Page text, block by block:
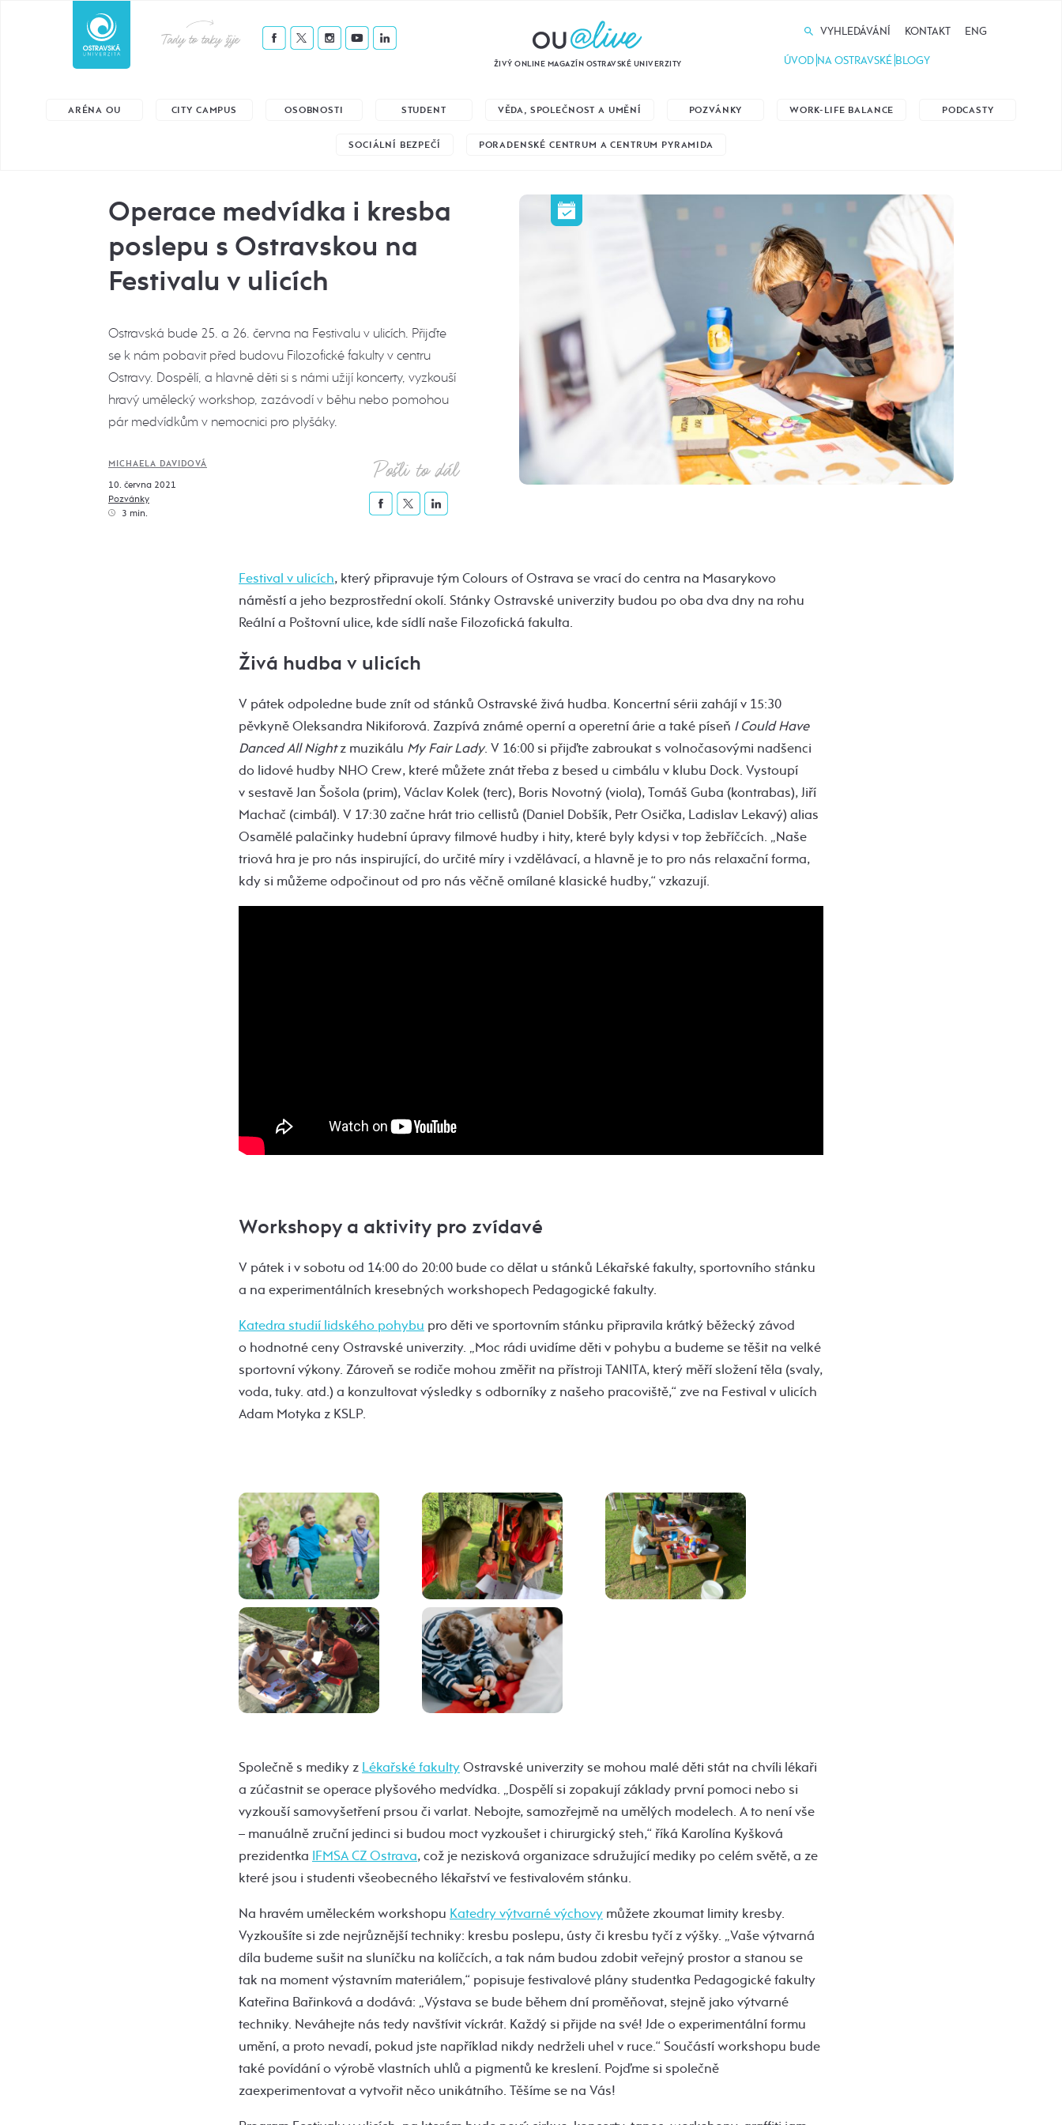
Tady to taky žije
ŽIVÝ ONLINE MAGAZÍN OSTRAVSKÉ UNIVERZITY
VYHLEDÁVÁNÍ KONTAKT ENG
ÚVOD NA OSTRAVSKÉ BLOGY
ARÉNA OU CITY CAMPUS OSOBNOSTI STUDENT VĚDA, SPOLEČNOST A UMĚNÍ POZVÁNKY WORK-LIFE BALANCE PODCASTY
SOCIÁLNÍ BEZPEČÍ PORADENSKÉ CENTRUM A CENTRUM PYRAMIDA
Operace medvídka i kresba
poslepu s Ostravskou na
Festivalu v ulicích
Ostravská bude 25. a 26. června na Festivalu v ulicích. Přijďte
se k nám pobavit před budovu Filozofické fakulty v centru
Ostravy. Dospělí, a hlavně děti si s námi užijí koncerty, vyzkouší
hravý umělecký workshop, zazávodí v běhu nebo pomohou
pár medvídkům v nemocnici pro plyšáky.
MICHAELA DAVIDOVÁ
10. června 2021
Pozvánky
3 min.
Pošli to dál
Festival v ulicích, který připravuje tým Colours of Ostrava se vrací do centra na Masarykovo
náměstí a jeho bezprostřední okolí. Stánky Ostravské univerzity budou po oba dva dny na rohu
Reální a Poštovní ulice, kde sídlí naše Filozofická fakulta.
Živá hudba v ulicích
V pátek odpoledne bude znít od stánků Ostravské živá hudba. Koncertní sérii zahájí v 15:30
pěvkyně Oleksandra Nikiforová. Zazpívá známé operní a operetní árie a také píseň I Could Have
Danced All Nightz muzikálu My Fair Lady. V 16:00 si přijďte zabroukat s volnočasovými nadšenci
do lidové hudby NHO Crew, které můžete znát třeba z besed u cimbálu v klubu Dock. Vystoupí
v sestavě Jan Šošola (prim), Václav Kolek (terc), Boris Novotný (viola), Tomáš Guba (kontrabas), Jiří
Machač (cimbál). V 17:30 začne hrát trio cellistů (Daniel Dobšík, Petr Osička, Ladislav Lekavý) alias
Osamělé palačinky hudební úpravy filmové hudby i hity, které byly kdysi v top žebříčcích. „Naše
triová hra je pro nás inspirující, do určité míry i vzdělávací, a hlavně je to pro nás relaxační forma,
kdy si můžeme odpočinout od pro nás věčně omílané klasické hudby,“ vzkazují.
Workshopy a aktivity pro zvídavé
V pátek i v sobotu od 14:00 do 20:00 bude co dělat u stánků Lékařské fakulty, sportovního stánku
a na experimentálních kresebných workshopech Pedagogické fakulty.
Katedra studií lidského pohybu pro děti ve sportovním stánku připravila krátký běžecký závod
o hodnotné ceny Ostravské univerzity. „Moc rádi uvidíme děti v pohybu a budeme se těšit na velké
sportovní výkony. Zároveň se rodiče mohou změřit na přístroji TANITA, který měří složení těla (svaly,
voda, tuky. atd.) a konzultovat výsledky s odborníky z našeho pracoviště,“ zve na Festival v ulicích
Adam Motyka z KSLP.
Společně s mediky z Lékařské fakultyOstravské univerzity se mohou malé děti stát na chvíli lékaři
a zúčastnit se operace plyšového medvídka. „Dospělí si zopakují základy první pomoci nebo si
vyzkouší samovyšetření prsou či varlat. Nebojte, samozřejmě na umělých modelech. A to není vše
– manuálně zruční jedinci si budou moct vyzkoušet i chirurgický steh,“ říká Karolína Kyšková
prezidentka IFMSA CZ Ostrava, což je nezisková organizace sdružující mediky po celém světě, a ze
které jsou i studenti všeobecného lékařství ve festivalovém stánku.
Na hravém uměleckém workshopu Katedry výtvarné výchovy můžete zkoumat limity kresby.
Vyzkoušíte si zde nejrůznější techniky: kresbu poslepu, ústy či kresbu tyčí z výšky. „Vaše výtvarná
díla budeme sušit na sluníčku na kolíčcích, a tak nám budou zdobit veřejný prostor a stanou se
tak na moment výstavním materiálem,“ popisuje festivalové plány studentka Pedagogické fakulty
Kateřina Bařinková a dodává: „Výstava se bude během dní proměňovat, stejně jako výtvarné
techniky. Neváhejte nás tedy navštívit víckrát. Každý si přijde na své! Jde o experimentální formu
umění, a proto nevadí, pokud jste například nikdy nedrželi uhel v ruce.“ Součástí workshopu bude
také povídání o výrobě vlastních uhlů a pigmentů ke kreslení. Pojďme si společně
zaexperimentovat a vytvořit něco unikátního. Těšíme se na Vás!